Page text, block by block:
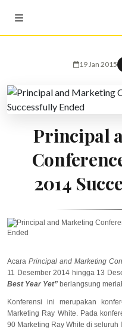
19 Jan 2015
Principal
2014
Acara Principal and Marketing
11 Desember 2014 hingga 13
Best Year Yet” berlangsung
Konferensi ini merupakan
Marketing Ray White. Pada
90 Marketing Ray White di seluruh